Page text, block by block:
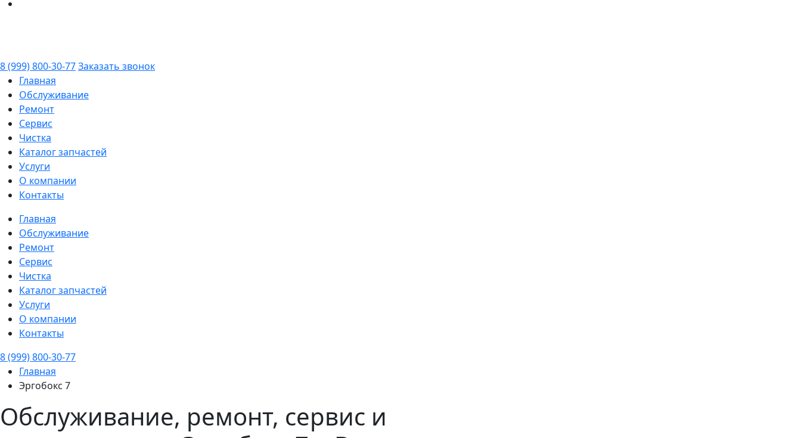
8 (999) 800-30-77Заказать звонок
Главная
Обслуживание
Ремонт
Сервис
Чистка
Каталог запчастей
Услуги
О компании
Контакты
Главная
Обслуживание
Ремонт
Сервис
Чистка
Каталог запчастей
Услуги
О компании
Контакты
8 (999) 800-30-77
Главная
Эргобокс 7
Обслуживание, ремонт, сервис и